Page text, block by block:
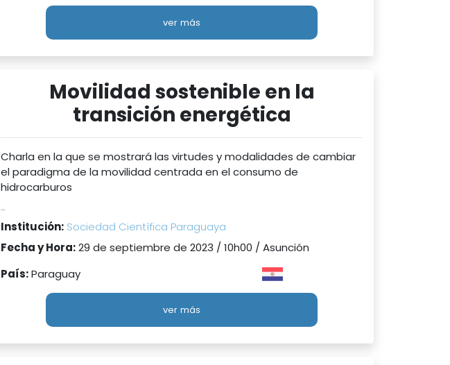
ver más
Movilidad sostenible en la
transición energética
Charla en la que se mostrará las virtudes y modalidades de cambiar
el paradigma de la movilidad centrada en el consumo de
hidrocarburos
...
Institución: Sociedad Científica Paraguaya
Fecha y Hora:29 de septiembre de 2023 / 10h00 / Asunción
País:Paraguay
ver más